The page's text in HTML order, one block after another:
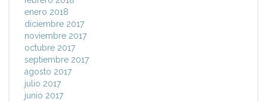
enero 2018
diciembre 2017
noviembre 2017
octubre 2017
septiembre 2017
agosto 2017
julio 2017
junio 2017